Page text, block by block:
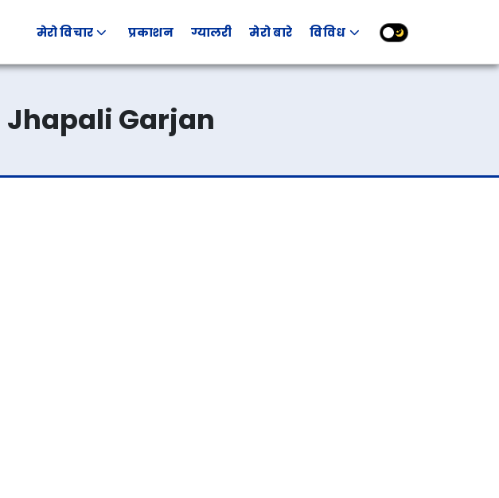
मेरो विचार प्रकाशन ग्यालरी मेरो बारे विविध
Jhapali Garjan